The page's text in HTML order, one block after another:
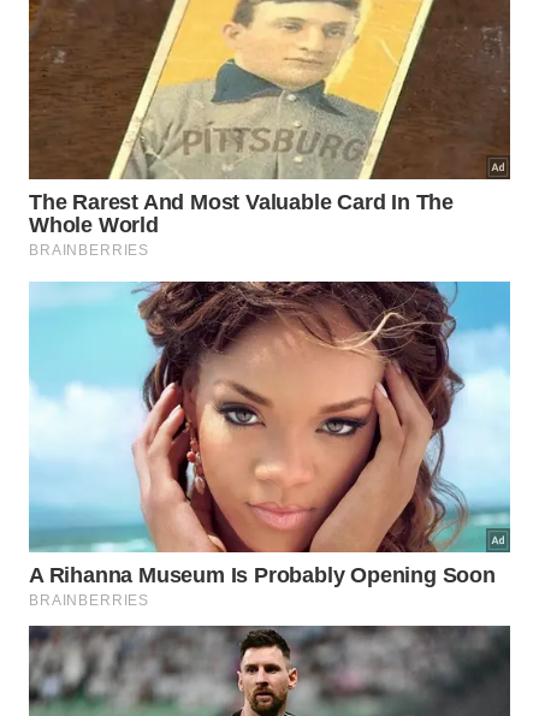
Selena Gomez recebeu transplante de rim
Selena Gomez
Em 2017, Selena Gomez passou por um transplante
de rim, como parte do tratamento contra o lúpus,
uma doença autoimune. Na época, a cantora
compartilhou no Instagram uma foto em que
aparece deitada na maca do hospital ao lado de sua
amiga Francia Raisa, responsável por doar o órgão.